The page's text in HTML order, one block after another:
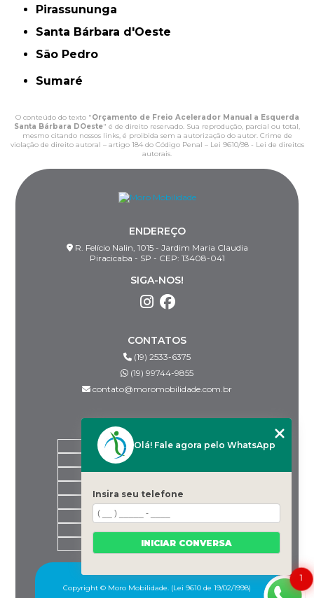
Pirassununga
Santa Bárbara d'Oeste
São Pedro
Sumaré
O conteúdo do texto "Orçamento de Freio Acelerador Manual a Esquerda
Santa Bárbara DOeste" é de direito reservado. Sua reprodução, parcial ou total,
mesmo citando nossos links, é proibida sem a autorização do autor. Crime de
violação de direito autoral – artigo 184 do Código Penal – Lei 9610/98 - Lei de direitos
autorais.
ENDEREÇO
R. Felício Nalin, 1015 - Jardim Maria Claudia
Piracicaba - SP - CEP: 13408-041
SIGA-NOS!
CONTATOS
(19) 2533-6375
(19) 99744-9855
contato@moromobilidade.com.br
HOME
PRODUTOS
DESPACHANTES PARCEIROS
CONTATO
CATEGORIAS
MAPA DO SITE
Copyright © Moro Mobilidade. (Lei 9610 de 19/02/1998)
1
Olá! Fale agora pelo WhatsApp
Insira seu telefone
INICIAR CONVERSA